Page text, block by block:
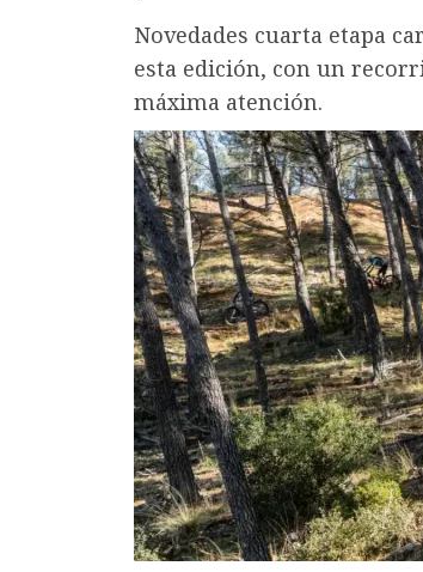
Novedades cuarta etapa
esta edición, con un
máxima atención.